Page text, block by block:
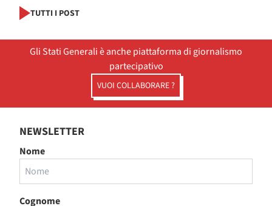
TUTTI I POST
Gli Stati Generali è anche piattaforma di giornalismo
partecipativo
VUOI COLLABORARE ?
NEWSLETTER
Nome
Cognome